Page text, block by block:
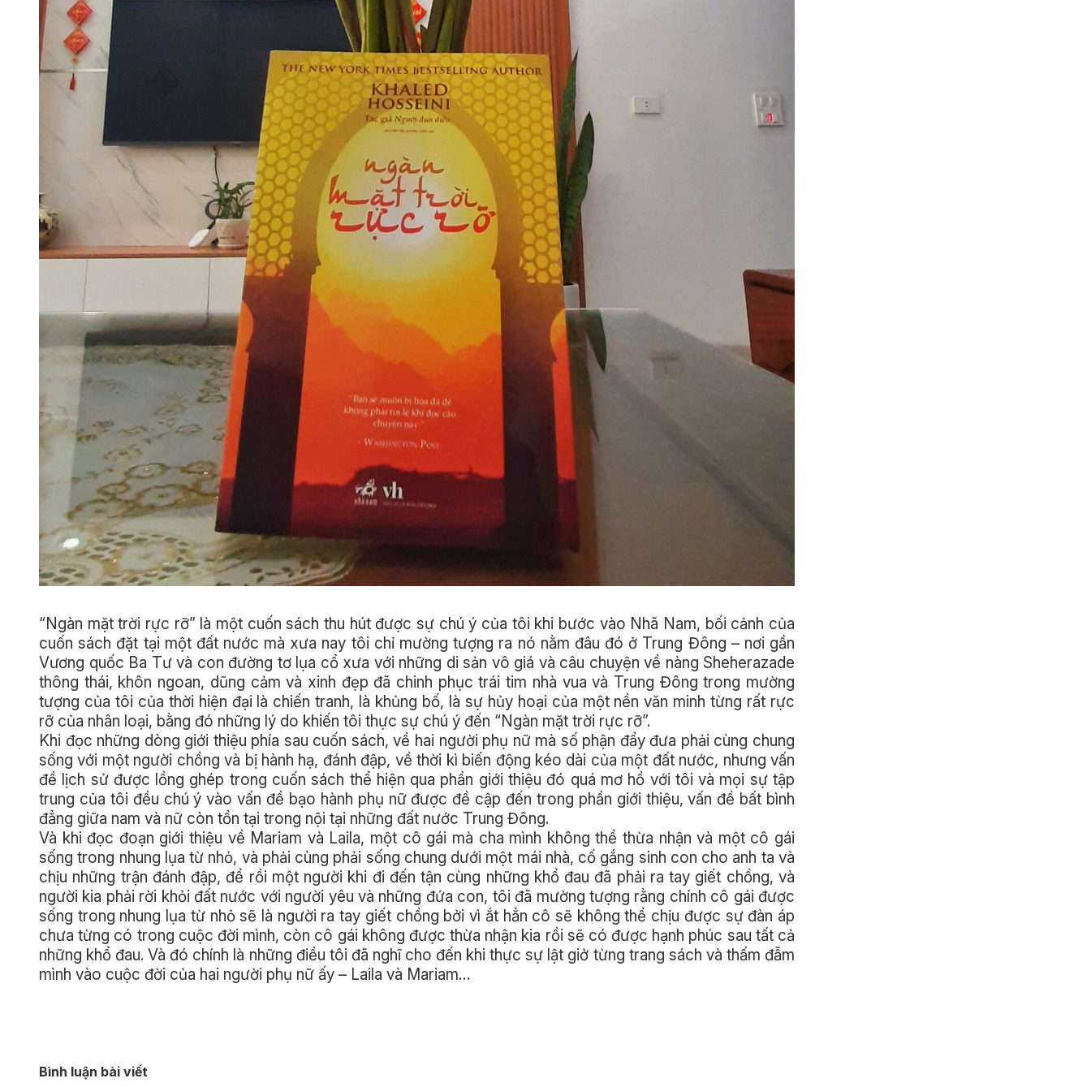
“Ngàn mặt trời rực rỡ” là một cuốn sách thu hút được sự chú ý của tôi khi bước vào Nhã Nam, bối cảnh của
cuốn sách đặt tại một đất nước mà xưa nay tôi chỉ mường tượng ra nó nằm đâu đó ở Trung Đông – nơi gần
Vương quốc Ba Tư và con đường tơ lụa cổ xưa với những di sản vô giá và câu chuyện về nàng Sheherazade
thông thái, khôn ngoan, dũng cảm và xinh đẹp đã chinh phục trái tim nhà vua và Trung Đông trong mường
tượng của tôi của thời hiện đại là chiến tranh, là khủng bố, là sự hủy hoại của một nền văn minh từng rất rực
rỡ của nhân loại, bằng đó những lý do khiến tôi thực sự chú ý đến “Ngàn mặt trời rực rỡ”.
Khi đọc những dòng giới thiệu phía sau cuốn sách, về hai người phụ nữ mà số phận đẩy đưa phải cùng chung
sống với một người chồng và bị hành hạ, đánh đập, về thời kì biến động kéo dài của một đất nước, nhưng vấn
đề lịch sử được lồng ghép trong cuốn sách thể hiện qua phần giới thiệu đó quá mơ hồ với tôi và mọi sự tập
trung của tôi đều chú ý vào vấn đề bạo hành phụ nữ được đề cập đến trong phần giới thiệu, vấn đề bất bình
đẳng giữa nam và nữ còn tồn tại trong nội tại những đất nước Trung Đông.
Và khi đọc đoạn giới thiệu về Mariam và Laila, một cô gái mà cha mình không thể thừa nhận và một cô gái
sống trong nhung lụa từ nhỏ, và phải cùng phải sống chung dưới một mái nhà, cố gắng sinh con cho anh ta và
chịu những trận đánh đập, để rồi một người khi đi đến tận cùng những khổ đau đã phải ra tay giết chồng, và
người kia phải rời khỏi đất nước với người yêu và những đứa con, tôi đã mường tượng rằng chính cô gái được
sống trong nhung lụa từ nhỏ sẽ là người ra tay giết chồng bởi vì ắt hẳn cô sẽ không thể chịu được sự đàn áp
chưa từng có trong cuộc đời mình, còn cô gái không được thừa nhận kia rồi sẽ có được hạnh phúc sau tất cả
những khổ đau. Và đó chính là những điều tôi đã nghĩ cho đến khi thực sự lật giở từng trang sách và thấm đẫm
mình vào cuộc đời của hai người phụ nữ ấy – Laila và Mariam…
Bình luận bài viết